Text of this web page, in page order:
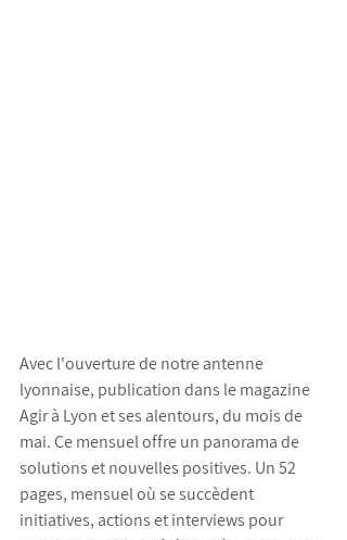
Avec l'ouverture de notre antenne
lyonnaise, publication dans le magazine
Agir à Lyon et ses alentours, du mois de
mai. Ce mensuel offre un panorama de
solutions et nouvelles positives. Un 52
pages, mensuel où se succèdent
initiatives, actions et interviews pour